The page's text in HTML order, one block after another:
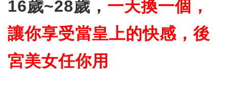
16歲~28歲， 一天換一個，
讓你享受當皇上的快感，後
宮美女任你用